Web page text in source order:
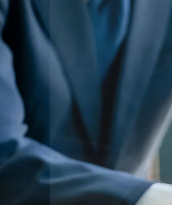
採用コ